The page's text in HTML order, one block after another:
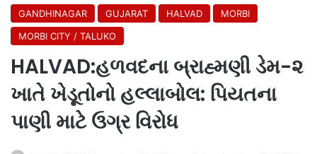
GANDHINAGAR GUJARAT HALVAD
MORBI
MORBI CITY / TALUKO
HALVAD:હળવદના બ્રાહ્મણી ડેમ-૨
ખાતે ખેડૂતોનો હલ્લાબોલ: પિયતના
પાણી માટે ઉગ્ર વિરોધ